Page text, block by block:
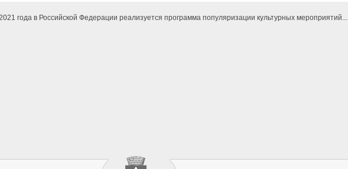
года в Российской Федерации реализуется программа популяризации культурных мероприятий...